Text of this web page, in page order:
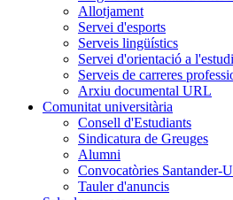
Allotjament
Servei d'esports
Serveis lingüístics
Servei d'orientació a
Serveis de carreres
Arxiu documental URL
Comunitat universitària
Consell d'Estudiants
Sindicatura de Greuges
Alumni
Convocatòries Santander-
Tauler d'anuncis